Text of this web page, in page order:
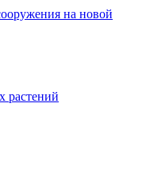
на новой
растений